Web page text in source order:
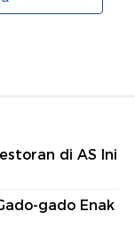
di AS Ini
gado Enak